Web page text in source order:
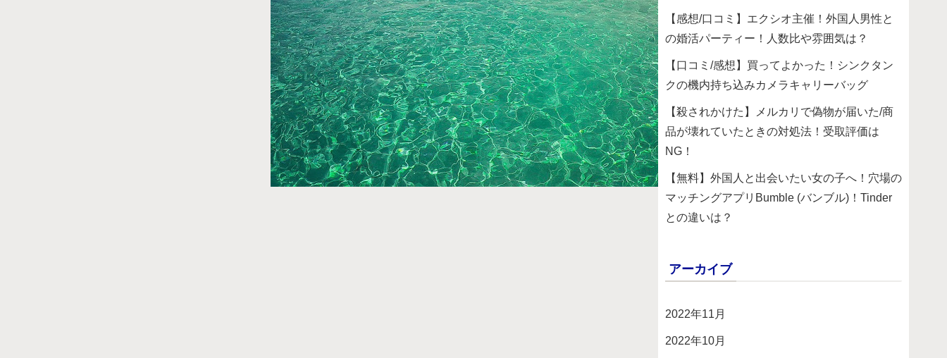
【感想/口コミ】エクシオ主催！外国人男性と
の婚活パーティー！人数比や雰囲気は？
【口コミ/感想】買ってよかった！シンクタン
クの機内持ち込みカメラキャリーバッグ
【殺されかけた】メルカリで偽物が届いた/商
品が壊れていたときの対処法！受取評価は
NG！
【無料】外国人と出会いたい女の子へ！穴場の
マッチングアプリBumble (バンブル)！Tinder
との違いは？
アーカイブ
2022年11月
2022年10月